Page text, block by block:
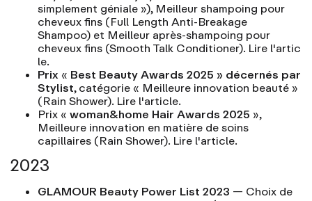
simplement géniale »), Meilleur shampoing pour
cheveux fins (Full Length Anti-Breakage
Shampoo) et Meilleur après-shampoing pour
cheveux fins (Smooth Talk Conditioner). Lire l'artic
le.
Prix « Best Beauty Awards 2025 » décernés par
Stylist, catégorie « Meilleure innovation beauté »
(Rain Shower). Lire l'article.
Prix « woman&home Hair Awards 2025 »,
Meilleure innovation en matière de soins
capillaires (Rain Shower). Lire l'article.
2023
GLAMOUR Beauty Power List 2023 — Choix de